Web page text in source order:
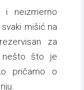
neizmerno
mišić na
za
nešto što je
pričamo o